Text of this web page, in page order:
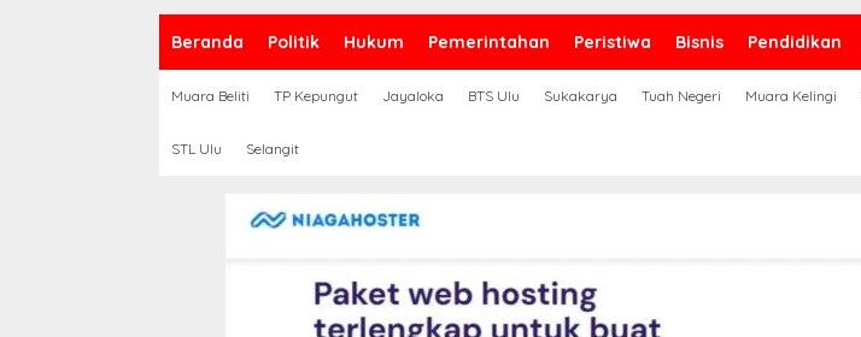
Beranda Politik Hukum Pemerintahan Peristiwa Bisnis Pendidikan
Muara Beliti TP Kepungut Jayaloka BTS Ulu Sukakarya Tuah Negeri Muara Kelingi
STL Ulu Selangit